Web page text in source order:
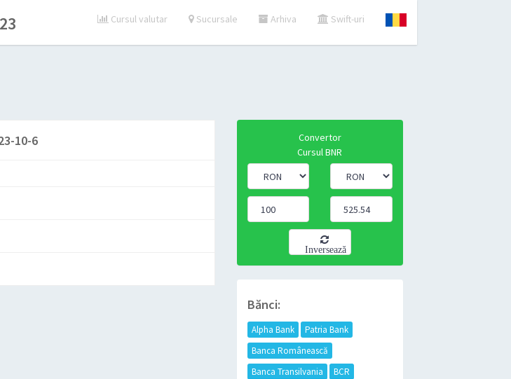
Cursul valutar Sucursale Arhiva Swift-uri
10-6
Convertor
Cursul BNR
Inversează
Bănci:
Alpha Bank
Patria Bank
Banca Românească
Banca Transilvania
BCR